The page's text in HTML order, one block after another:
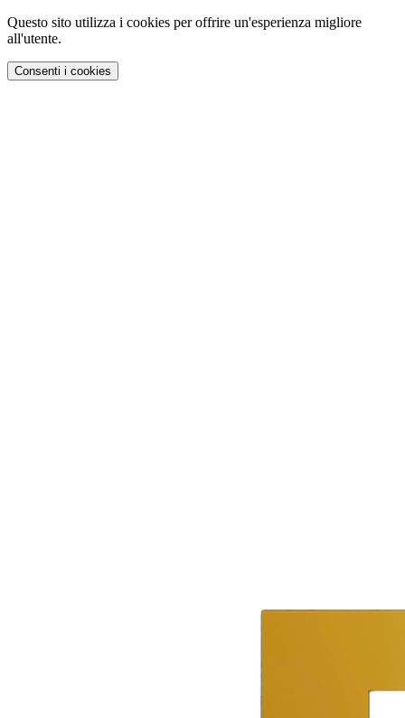
Questo sito utilizza i cookies per offrire un'esperienza migliore
all'utente.
Consenti i cookies